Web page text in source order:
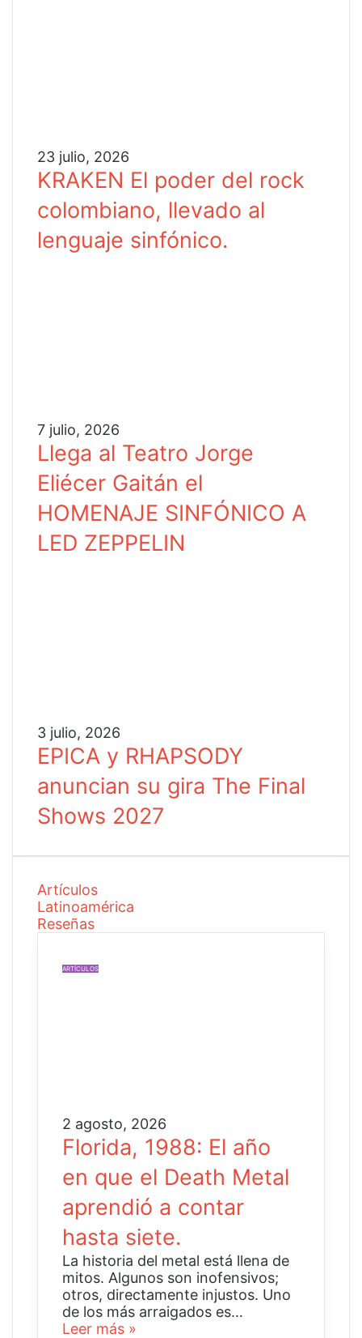
23 julio, 2026
KRAKEN El poder del rock
colombiano, llevado al
lenguaje sinfónico.
7 julio, 2026
Llega al Teatro Jorge
Eliécer Gaitán el
HOMENAJE SINFÓNICO A
LED ZEPPELIN
3 julio, 2026
EPICA y RHAPSODY
anuncian su gira The Final
Shows 2027
Artículos
Latinoamérica
Reseñas
ARTÍCULOS
2 agosto, 2026
Florida, 1988: El año
en que el Death Metal
aprendió a contar
hasta siete.
La historia del metal está llena de
mitos. Algunos son inofensivos;
otros, directamente injustos. Uno
de los más arraigados es…
Leer más »